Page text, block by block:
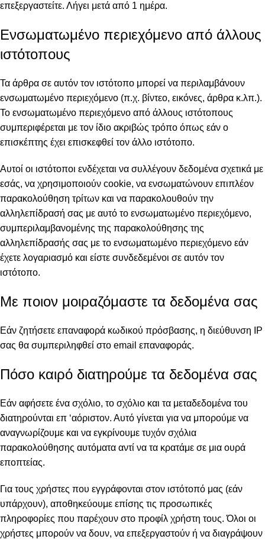
επεξεργαστείτε. Λήγει μετά από 1 ημέρα.
Ενσωματωμένο περιεχόμενο από άλλους
ιστότοπους
Τα άρθρα σε αυτόν τον ιστότοπο μπορεί να περιλαμβάνουν
ενσωματωμένο περιεχόμενο (π.χ. βίντεο, εικόνες, άρθρα κ.λπ.).
Το ενσωματωμένο περιεχόμενο από άλλους ιστότοπους
συμπεριφέρεται με τον ίδιο ακριβώς τρόπο όπως εάν ο
επισκέπτης έχει επισκεφθεί τον άλλο ιστότοπο.
Αυτοί οι ιστότοποι ενδέχεται να συλλέγουν δεδομένα σχετικά με
εσάς, να χρησιμοποιούν cookie, να ενσωματώνουν επιπλέον
παρακολούθηση τρίτων και να παρακολουθούν την
αλληλεπίδρασή σας με αυτό το ενσωματωμένο περιεχόμενο,
συμπεριλαμβανομένης της παρακολούθησης της
αλληλεπίδρασής σας με το ενσωματωμένο περιεχόμενο εάν
έχετε λογαριασμό και είστε συνδεδεμένοι σε αυτόν τον
ιστότοπο.
Με ποιον μοιραζόμαστε τα δεδομένα σας
Εάν ζητήσετε επαναφορά κωδικού πρόσβασης, η διεύθυνση IP
σας θα συμπεριληφθεί στο email επαναφοράς.
Πόσο καιρό διατηρούμε τα δεδομένα σας
Εάν αφήσετε ένα σχόλιο, το σχόλιο και τα μεταδεδομένα του
διατηρούνται επ ‘αόριστον. Αυτό γίνεται για να μπορούμε να
αναγνωρίζουμε και να εγκρίνουμε τυχόν σχόλια
παρακολούθησης αυτόματα αντί να τα κρατάμε σε μια ουρά
εποπτείας.
Για τους χρήστες που εγγράφονται στον ιστότοπό μας (εάν
υπάρχουν), αποθηκεύουμε επίσης τις προσωπικές
πληροφορίες που παρέχουν στο προφίλ χρήστη τους. Όλοι οι
χρήστες μπορούν να δουν, να επεξεργαστούν ή να διαγράψουν